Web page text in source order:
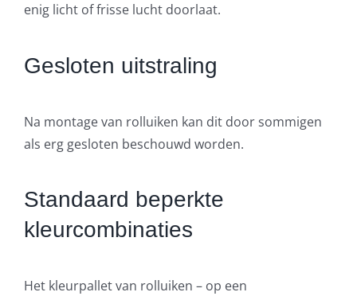
enig licht of frisse lucht doorlaat.
Gesloten uitstraling
Na montage van rolluiken kan dit door sommigen
als erg gesloten beschouwd worden.
Standaard beperkte
kleurcombinaties
Het kleurpallet van rolluiken – op een